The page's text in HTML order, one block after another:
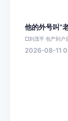
他的外号叫“
□刘茂平 包产到户
2026-08-11